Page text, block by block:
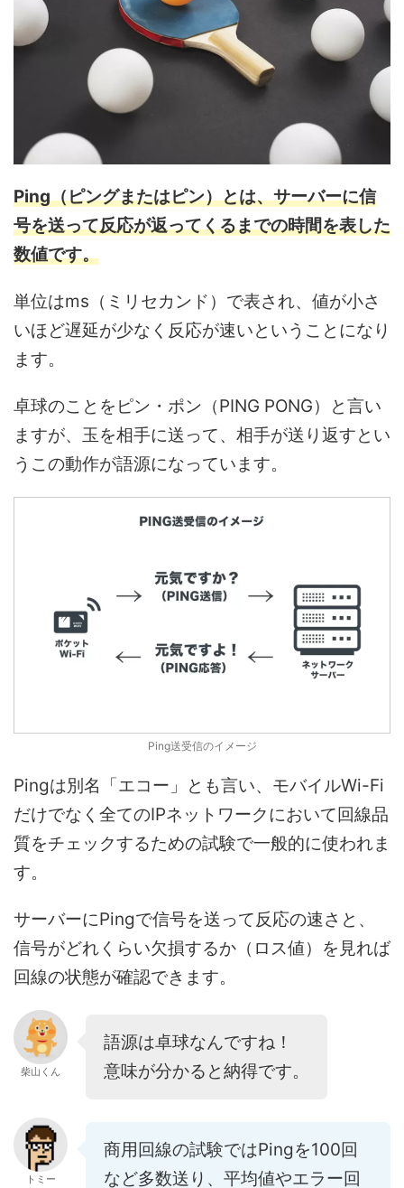
Ping（ピングまたはピン）とは、サーバーに信
号を送って反応が返ってくるまでの時間を表した
数値です。
単位はms（ミリセカンド）で表され、値が小さ
いほど遅延が少なく反応が速いということになり
ます。
卓球のことをピン・ポン（PING PONG）と言い
ますが、玉を相手に送って、相手が送り返すとい
うこの動作が語源になっています。
Ping送受信のイメージ
Pingは別名「エコー」とも言い、モバイルWi-Fi
だけでなく全てのIPネットワークにおいて回線品
質をチェックするための試験で一般的に使われま
す。
サーバーにPingで信号を送って反応の速さと、
信号がどれくらい欠損するか（ロス値）を見れば
回線の状態が確認できます。
柴山くん
語源は卓球なんですね！
意味が分かると納得です。
トミー
商用回線の試験ではPingを100回
など多数送り、平均値やエラー回